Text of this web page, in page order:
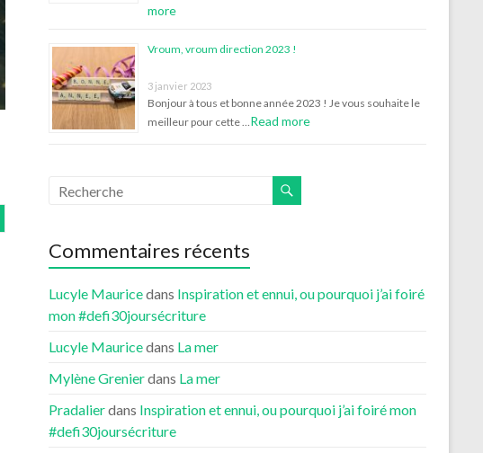
more
Vroum, vroum direction 2023 !
3 janvier 2023
Bonjour à tous et bonne année 2023 ! Je vous souhaite le
meilleur pour cette …Read more
Commentaires récents
Lucyle Mauricedans Inspiration et ennui, ou pourquoi j’ai foiré
mon #defi30joursécriture
Lucyle Mauricedans La mer
Mylène Grenierdans La mer
Pradalierdans Inspiration et ennui, ou pourquoi j’ai foiré mon
#defi30joursécriture